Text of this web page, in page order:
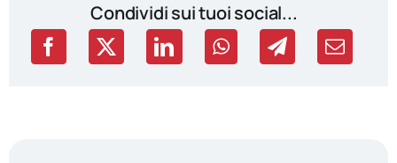
Condividi sui tuoi social...